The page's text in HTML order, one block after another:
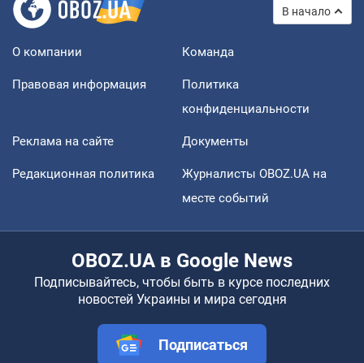
В начало
О компании Команда
Правовая информация
Политика
конфиденциальности
Реклама на сайте Документы
Редакционная политика
Журналисты OBOZ.UA на
месте событий
OBOZ.UA в Google News
Подписывайтесь, чтобы быть в курсе последних
новостей Украины и мира сегодня
Подписаться